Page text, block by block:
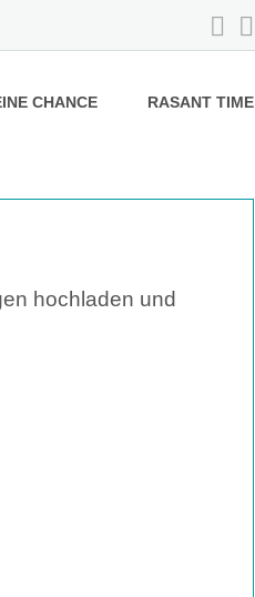
CHANCE RASANT TIME
hochladen und